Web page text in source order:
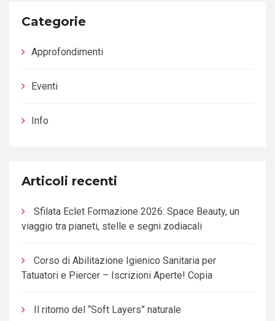
Categorie
Approfondimenti
Eventi
Info
Articoli recenti
Sfilata Eclet Formazione 2026: Space Beauty, un
viaggio tra pianeti, stelle e segni zodiacali
Corso di Abilitazione Igienico Sanitaria per
Tatuatori e Piercer – Iscrizioni Aperte! Copia
Il ritorno del “Soft Layers” naturale